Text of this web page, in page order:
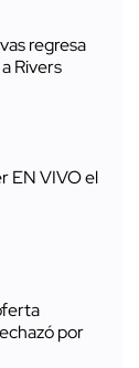
regresa
Rivers
EN VIVO el
por